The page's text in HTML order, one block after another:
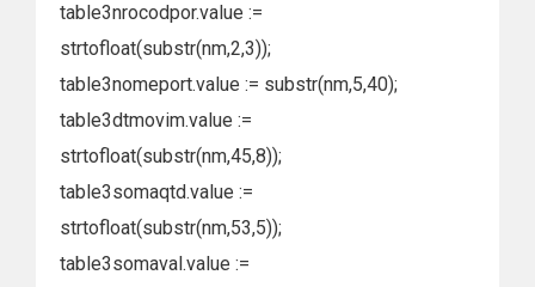
table3nrocodpor.value :=
strtofloat(substr(nm,2,3));
table3nomeport.value := substr(nm,5,40);
table3dtmovim.value :=
strtofloat(substr(nm,45,8));
table3somaqtd.value :=
strtofloat(substr(nm,53,5));
table3somaval.value :=